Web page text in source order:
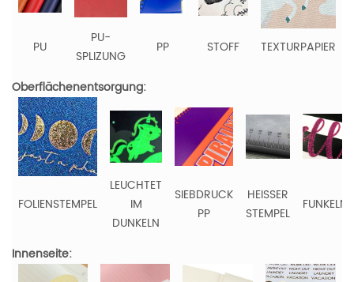
PU
PU-
SPLIZUNG
PP STOFF TEXTURPAPIER
Oberflächenentsorgung:
FOLIENSTEMPEL
LEUCHTET
IM
DUNKELN
SIEBDRUCK
PP
HEISSER
STEMPEL
FUNKELN
Innenseite: